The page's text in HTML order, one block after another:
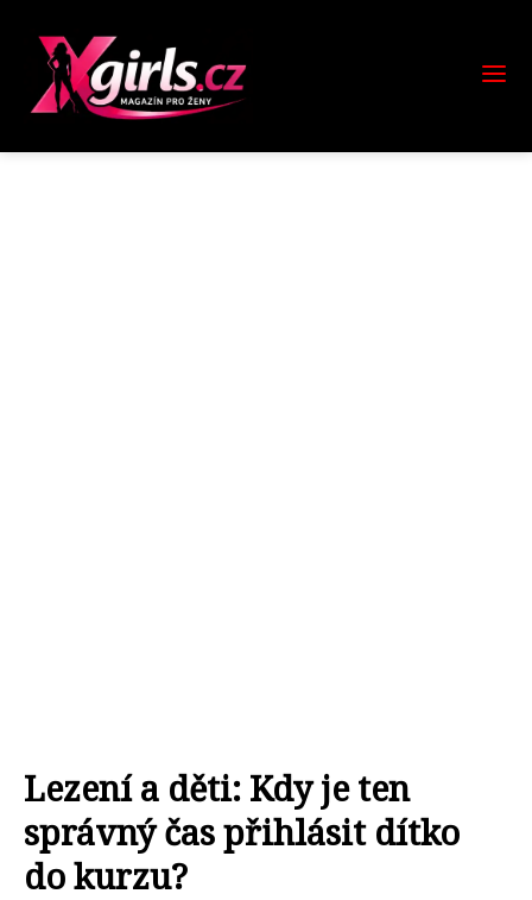
Lezení a děti: Kdy je ten
správný čas přihlásit dítko
do kurzu?